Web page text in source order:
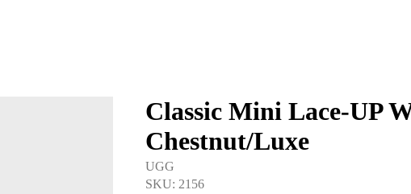
Classic Mini Lace-UP
Chestnut/Luxe
UGG
SKU: 2156